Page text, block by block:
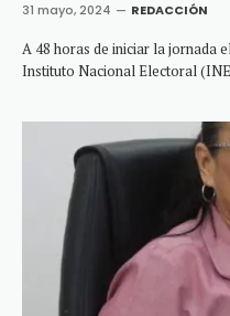
31 mayo, 2024 REDACCIÓN
A 48 horas de iniciar la jornada
Instituto Nacional Electoral